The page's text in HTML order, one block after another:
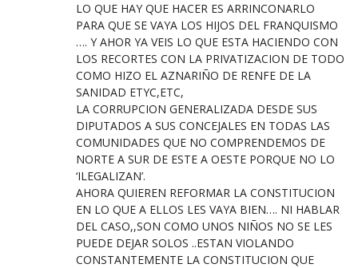
LO QUE HAY QUE HACER ES ARRINCONARLO
PARA QUE SE VAYA LOS HIJOS DEL FRANQUISMO
…. Y AHOR YA VEIS LO QUE ESTA HACIENDO CON
LOS RECORTES CON LA PRIVATIZACION DE TODO
COMO HIZO EL AZNARIÑO DE RENFE DE LA
SANIDAD ETYC,ETC,
LA CORRUPCION GENERALIZADA DESDE SUS
DIPUTADOS A SUS CONCEJALES EN TODAS LAS
COMUNIDADES QUE NO COMPRENDEMOS DE
NORTE A SUR DE ESTE A OESTE PORQUE NO LO
‘ILEGALIZAN’.
AHORA QUIEREN REFORMAR LA CONSTITUCION
EN LO QUE A ELLOS LES VAYA BIEN…. NI HABLAR
DEL CASO,,SON COMO UNOS NIÑOS NO SE LES
PUEDE DEJAR SOLOS ..ESTAN VIOLANDO
CONSTANTEMENTE LA CONSTITUCION QUE